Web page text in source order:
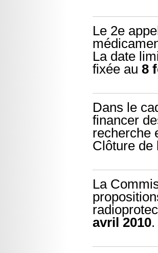
Le 2e
La date
fixée au 8
Dans le
financer
recherche
Clôture
La
avril 2010.